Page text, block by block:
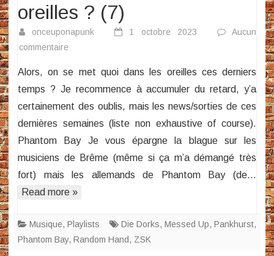
oreilles ? (7)
onceuponapunk 1 octobre 2023
Aucun
commentaire
de
neuf
dans
les
oreilles
?
(7)
Alors, on se met quoi dans les oreilles ces derniers
temps ? Je recommence à accumuler du retard, y’a
certainement des oublis, mais les news/sorties de ces
dernières semaines (liste non exhaustive of course).
Phantom Bay Je vous épargne la blague sur les
musiciens de Brême (même si ça m’a démangé très
fort) mais les allemands de Phantom Bay (de…
Read more »
Musique, Playlists Die Dorks, Messed Up, Pankhurst,
Phantom Bay, Random Hand, ZSK